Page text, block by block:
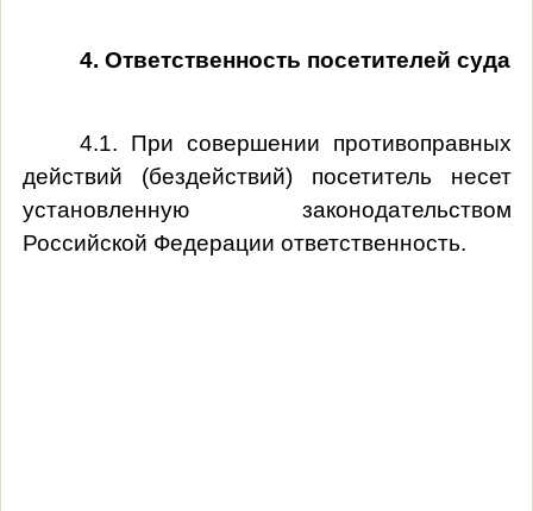
4. Ответственность посетителей суда
4.1. При совершении противоправных
действий (бездействий) посетитель несет
установленную законодательством
Российской Федерации ответственность.